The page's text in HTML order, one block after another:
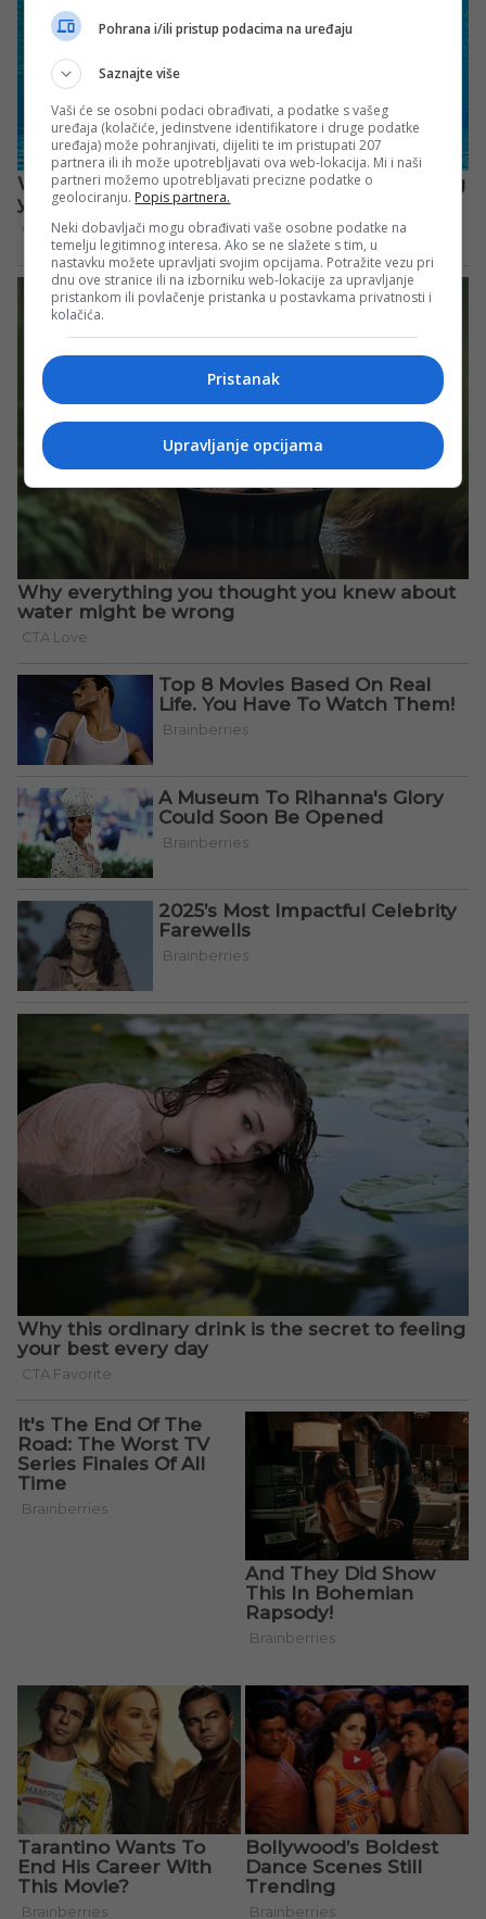
Pohrana i/ili pristup podacima na uređaju
Saznajte više
Vaši će se osobni podaci obrađivati, a podatke s vašeg
uređaja (kolačiće, jedinstvene identifikatore i druge podatke
uređaja) može pohranjivati, dijeliti te im pristupati 207
partnera ili ih može upotrebljavati ova web-lokacija. Mi i naši
partneri možemo upotrebljavati precizne podatke o
geolociranju. Popis partnera.
Neki dobavljači mogu obrađivati vaše osobne podatke na
temelju legitimnog interesa. Ako se ne slažete s tim, u
nastavku možete upravljati svojim opcijama. Potražite vezu pri
dnu ove stranice ili na izborniku web-lokacije za upravljanje
pristankom ili povlačenje pristanka u postavkama privatnosti i
kolačića.
Pristanak
Upravljanje opcijama